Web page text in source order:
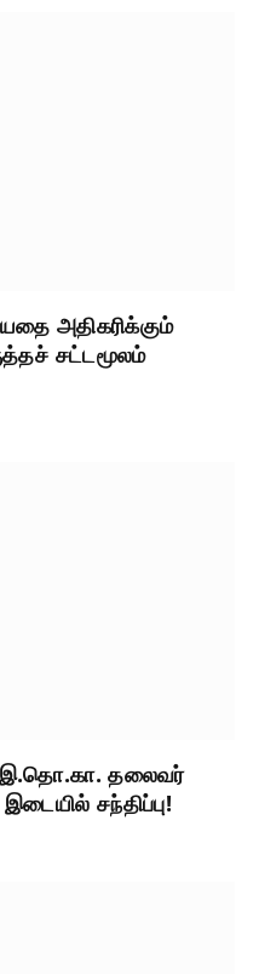
அதிகரிக்கும்
சட்டமூலம்
இ.தொ.கா. தலைவர்
சந்திப்பு!